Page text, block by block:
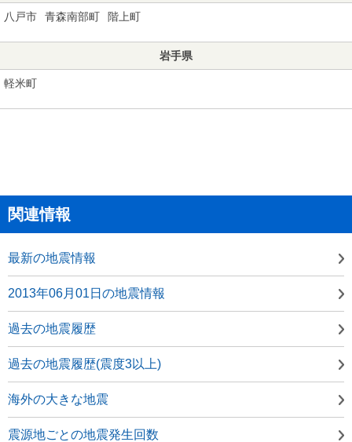
八戸市 青森南部町 階上町
岩手県
軽米町
関連情報
最新の地震情報
2013年06月01日の地震情報
過去の地震履歴
過去の地震履歴(震度3以上)
海外の大きな地震
震源地ごとの地震発生回数